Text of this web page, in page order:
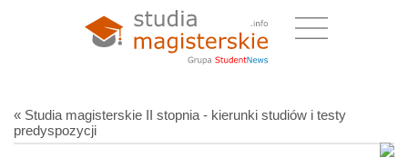
« Studia magisterskie II stopnia - kierunki studiów i testy
predyspozycji